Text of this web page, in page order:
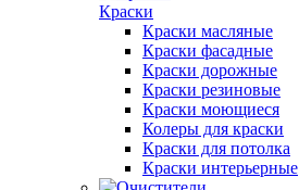
Краски
Краски масляные
Краски фасадные
Краски дорожные
Краски резиновые
Краски моющиеся
Колеры для краски
Краски для потолка
Краски интерьерные